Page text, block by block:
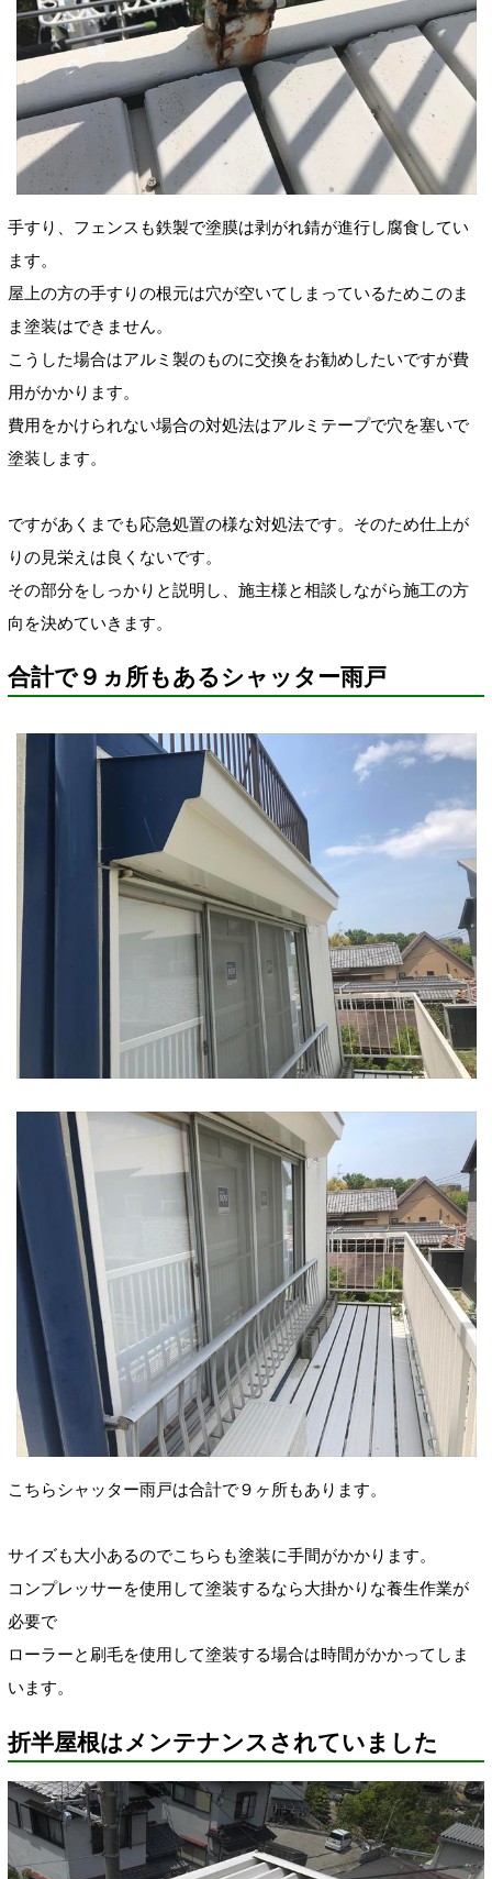
手すり、フェンスも鉄製で塗膜は剥がれ錆が進行し腐食してい
ます。
屋上の方の手すりの根元は穴が空いてしまっているためこのま
ま塗装はできません。
こうした場合はアルミ製のものに交換をお勧めしたいですが費
用がかかります。
費用をかけられない場合の対処法はアルミテープで穴を塞いで
塗装します。
ですがあくまでも応急処置の様な対処法です。そのため仕上が
りの見栄えは良くないです。
その部分をしっかりと説明し、施主様と相談しながら施工の方
向を決めていきます。
合計で９ヵ所もあるシャッター雨戸
こちらシャッター雨戸は合計で９ヶ所もあります。
サイズも大小あるのでこちらも塗装に手間がかかります。
コンプレッサーを使用して塗装するなら大掛かりな養生作業が
必要で
ローラーと刷毛を使用して塗装する場合は時間がかかってしま
います。
折半屋根はメンテナンスされていました